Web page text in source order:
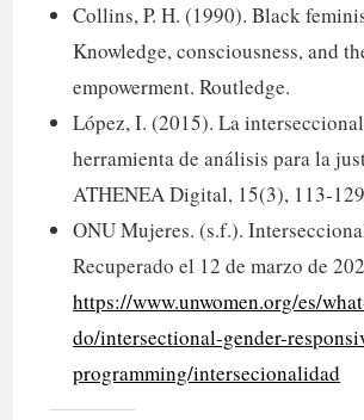
Collins, P. H. (1990). Black
Knowledge, consciousness, and
empowerment. Routledge.
López, I. (2015). La
herramienta de análisis para la
ATHENEA Digital, 15(3), 113-
ONU Mujeres. (s.f.).
Recuperado el 12 de marzo de
https://www.unwomen.org/es/
do/intersectional-gender-
programming/intersecionalidad